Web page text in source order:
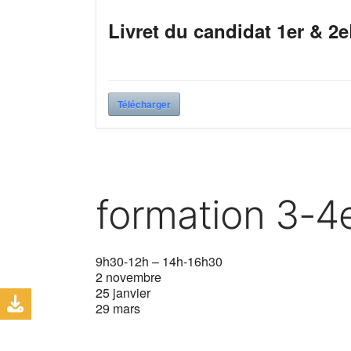
Livret du candidat 1er &
Télécharger
formation 3-
9h30-12h – 14h-16h30
2 novembre
25 janvier
29 mars